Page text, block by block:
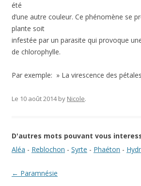
été
d’une autre couleur. Ce phénomène se
plante soit
infestée par un parasite qui provoque
de chlorophylle.
Par exemple: » La virescence des
Le 10 août 2014by Nicole.
D'autres mots pouvant vous
Aléa - Reblochon - Syrte - Phaéton -
Navigation des articles
← Paramnésie